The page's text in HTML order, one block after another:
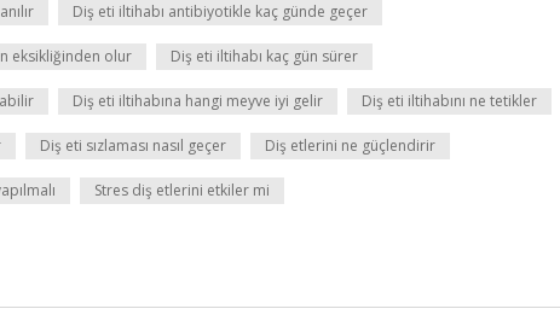
Diş eti iltihabı antibiyotikle kaç günde geçer
eksikliğinden olur Diş eti iltihabı kaç gün sürer
Diş eti iltihabına hangi meyve iyi gelir Diş eti iltihabını ne tetikler
Diş eti sızlaması nasıl geçer Diş etlerini ne güçlendirir
Stres diş etlerini etkiler mi